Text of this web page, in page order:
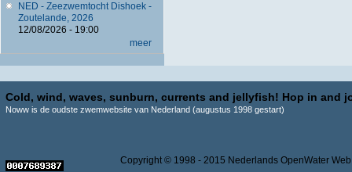
NED - Zeezwemtocht Dishoek -
Zoutelande, 2026
12/08/2026 - 19:00
meer
Cold, wind, waves, sunburn, currents and jellyfish! Hop in and
Noww is de oudste zwemwebsite van Nederland (augustus 1998 gestart)
Copyright © 1998 - 2015 Nederlands OpenWater